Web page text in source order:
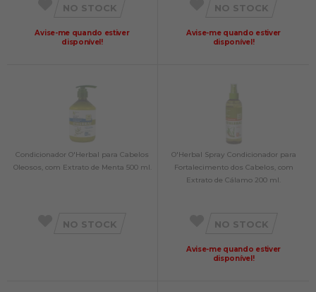
NO STOCK
Avise-me quando estiver
disponível!
NO STOCK
Avise-me quando estiver
disponível!
Condicionador O'Herbal para Cabelos
Oleosos, com Extrato de Menta 500 ml.
NO STOCK
O'Herbal Spray Condicionador para
Fortalecimento dos Cabelos, com
Extrato de Cálamo 200 ml.
NO STOCK
Avise-me quando estiver
disponível!